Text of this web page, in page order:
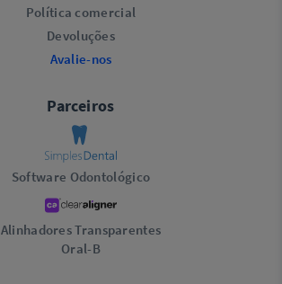
Política comercial
Devoluções
Avalie-nos
Parceiros
Software Odontológico
Alinhadores Transparentes
Oral-B